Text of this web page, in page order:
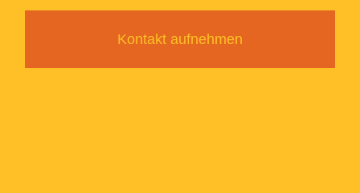
Kontakt aufnehmen